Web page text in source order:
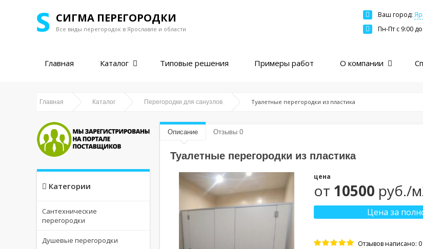
СИГМА ПЕРЕГОРОДКИ
Все виды перегородок вЯрославле и области
Ваш город:
Москва
Санкт-Петербург
Екатеринбург
Пн-Пт c 9:00
Главная Каталог Типовые решения Примеры работ О компании
Главная Каталог Перегородки для санузлов Туалетные перегородки из пластика
Категории
Сантехнические
перегородки
Душевые перегородки
Описание Отзывы 0
Туалетные перегородки из пластика
цена
от 10500 руб./
Цена за
Отзывов написано: 0